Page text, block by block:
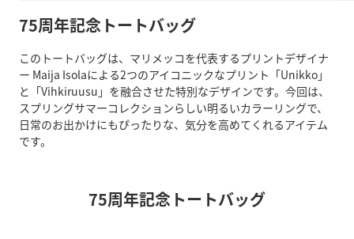
75周年記念トートバッグ
このトートバッグは、マリメッコを代表するプリントデザイナ
ー Maija Isolaによる2つのアイコニックなプリント「Unikko」
と「Vihkiruusu」を融合させた特別なデザインです。今回は、
スプリングサマーコレクションらしい明るいカラーリングで、
日常のお出かけにもぴったりな、気分を高めてくれるアイテム
です。
75周年記念トートバッグ